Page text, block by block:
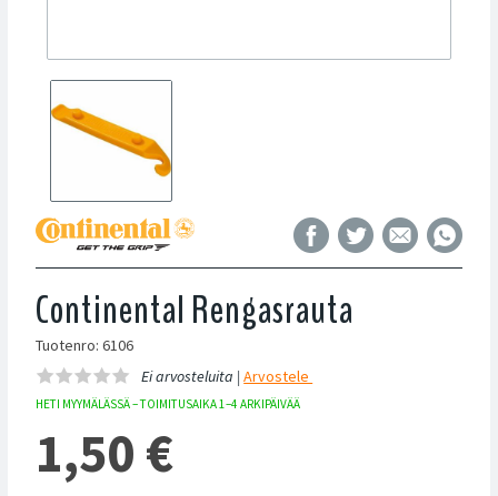
Continental Rengasrauta
Tuotenro: 6106
Ei arvosteluita |Arvostele
HETI MYYMÄLÄSSÄ – TOIMITUSAIKA 1–4 ARKIPÄIVÄÄ
1,50 €